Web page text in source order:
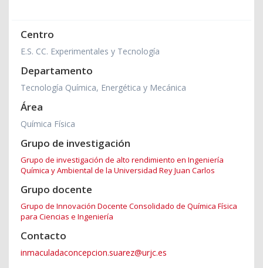
Centro
E.S. CC. Experimentales y Tecnología
Departamento
Tecnología Química, Energética y Mecánica
Área
Química Física
Grupo de investigación
Grupo de investigación de alto rendimiento en Ingeniería
Química y Ambiental de la Universidad Rey Juan Carlos
Grupo docente
Grupo de Innovación Docente Consolidado de Química Física
para Ciencias e Ingeniería
Contacto
inmaculadaconcepcion.suarez@urjc.es